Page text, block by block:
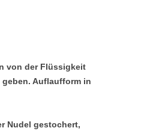
von der Flüssigkeit
Auflaufform in
Nudel gestochert,